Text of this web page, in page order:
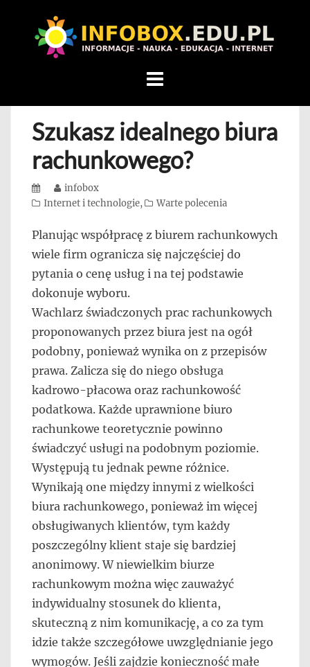
WITAMY
INFOBOX
INFORMACYJNY
STRON
blogu
przedstawiamy
przedsiębiorców,
rozwijając
innych
przedsiębiorczości
Szukasz idealnego biura
rachunkowego?
Posted
on
Author
infobox
Categories
Internet i technologie, Warte polecenia
Planując współpracę z biurem rachunkowych
wiele firm ogranicza się najczęściej do
pytania o cenę usług i na tej podstawie
dokonuje wyboru.
Wachlarz świadczonych prac rachunkowych
proponowanych przez biura jest na ogół
podobny, ponieważ wynika on z przepisów
prawa. Zalicza się do niego obsługa
kadrowo-płacowa oraz rachunkowość
podatkowa. Każde uprawnione biuro
rachunkowe teoretycznie powinno
świadczyć usługi na podobnym poziomie.
Występują tu jednak pewne różnice.
Wynikają one między innymi z wielkości
biura rachunkowego, ponieważ im więcej
obsługiwanych klientów, tym każdy
poszczególny klient staje się bardziej
anonimowy. W niewielkim biurze
rachunkowym można więc zauważyć
indywidualny stosunek do klienta,
skuteczną z nim komunikację, a co za tym
idzie także szczegółowe uwzględnianie jego
wymogów. Jeśli zajdzie konieczność małe